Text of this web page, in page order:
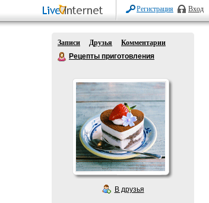
Регистрация Вход
Записи Друзья
Комментарии
Рецепты приготовления
В друзья